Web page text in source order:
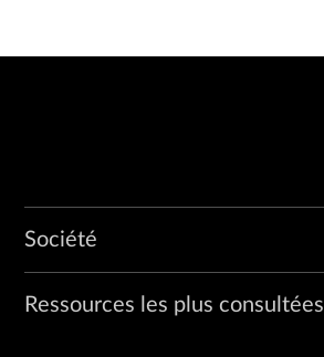
Société
Ressources les plus consultées